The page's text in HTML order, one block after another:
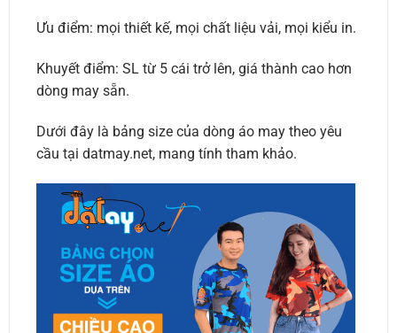
Ưu điểm: mọi thiết kế, mọi chất liệu vải, mọi kiểu in.
Khuyết điểm: SL từ 5 cái trở lên, giá thành cao hơn
dòng may sẵn.
Dưới đây là bảng size của dòng áo may theo yêu
cầu tại datmay.net, mang tính tham khảo.